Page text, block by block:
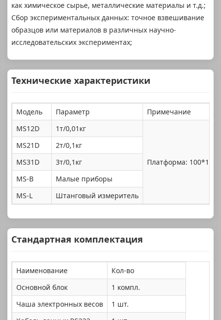
как химическое сырье, металлические материалы и т.д.;
Сбор экспериментальных данных: точное взвешивание
образцов или материалов в различных научно-
исследовательских экспериментах;
Технические характеристики
Модель Параметр
Примечание
MS12D
1т/0,01кг
Платформа: 100*100
MS21D
2т/0,1кг
MS31D
3т/0,1кг
MS-B
Малые приборы
MS-L
Штанговый измеритель
Стандартная комплектация
Наименование
Кол-во
Основной блок
1 компл.
Чаша электронных весов
1 шт.